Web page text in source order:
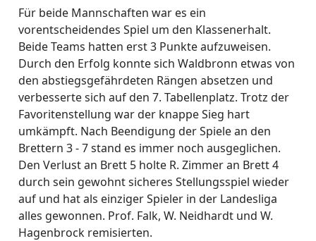
Für beide Mannschaften war es ein
vorentscheidendes Spiel um den Klassenerhalt.
Beide Teams hatten erst 3 Punkte aufzuweisen.
Durch den Erfolg konnte sich Waldbronn etwas von
den abstiegsgefährdeten Rängen absetzen und
verbesserte sich auf den 7. Tabellenplatz. Trotz der
Favoritenstellung war der knappe Sieg hart
umkämpft. Nach Beendigung der Spiele an den
Brettern 3 - 7 stand es immer noch ausgeglichen.
Den Verlust an Brett 5 holte R. Zimmer an Brett 4
durch sein gewohnt sicheres Stellungsspiel wieder
auf und hat als einziger Spieler in der Landesliga
alles gewonnen. Prof. Falk, W. Neidhardt und W.
Hagenbrock remisierten.